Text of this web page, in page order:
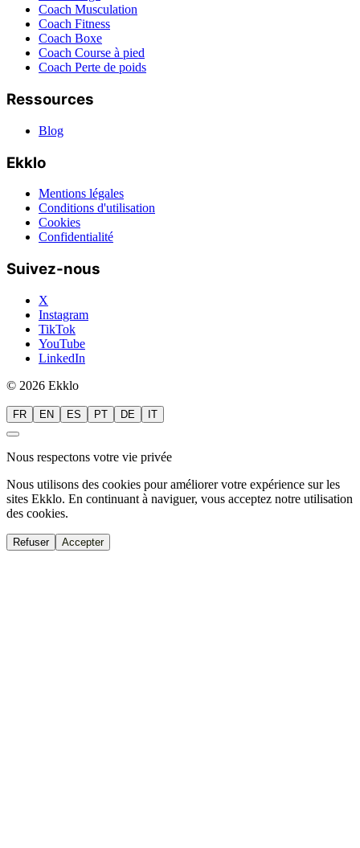
Coach Musculation
Coach Fitness
Coach Boxe
Coach Course à pied
Coach Perte de poids
Ressources
Blog
Ekklo
Mentions légales
Conditions d'utilisation
Cookies
Confidentialité
Suivez-nous
X
Instagram
TikTok
YouTube
LinkedIn
© 2026 Ekklo
FR EN ES PT DE IT
Nous respectons votre vie privée
Nous utilisons des cookies pour améliorer votre expérience sur les
sites Ekklo. En continuant à naviguer, vous acceptez notre utilisation
des cookies.
Refuser Accepter